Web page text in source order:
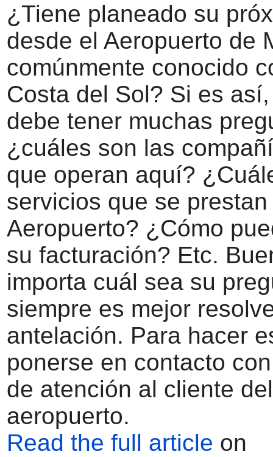
¿Tiene planeado su
desde el Aeropuerto de
comúnmente conocido
Costa del Sol? Si es
debe tener muchas
¿cuáles son las
que operan aquí?
servicios que se
Aeropuerto? ¿Cómo
su facturación? Etc.
importa cuál sea su
siempre es mejor
antelación. Para hacer
ponerse en contacto
de atención al cliente del
aeropuerto.
Read the full article on